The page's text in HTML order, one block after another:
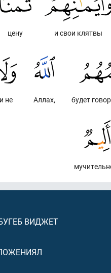
и свои клятвы
цену
будет
Аллах,
и не
ВИДЖЕТ